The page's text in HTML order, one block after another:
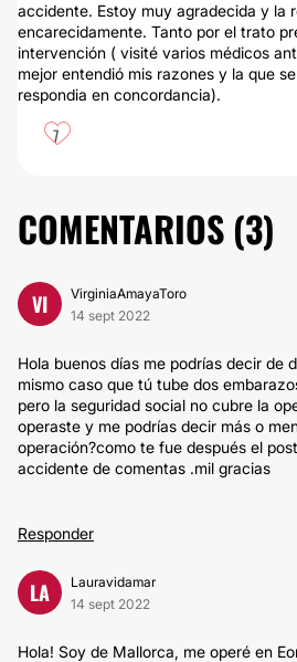
accidente. Estoy muy agradecida y la
encarecidamente. Tanto por el trato
intervención ( visité varios médicos
mejor entendió mis razones y la que
respondia en concordancia).
7
COMENTARIOS (3)
VI
VirginiaAmayaToro
14 sept 2022
Hola buenos días me podrías decir de
mismo caso que tú tube dos
pero la seguridad social no cubre la
operaste y me podrías decir más o
operación?como te fue después el
accidente de comentas .mil gracias
Responder
LA
Lauravidamar
14 sept 2022
Hola! Soy de Mallorca, me operé en